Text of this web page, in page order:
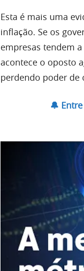
Esta é mais uma
inflação. Se os
empresas tendem
acontece o oposto
perdendo poder de
🔔